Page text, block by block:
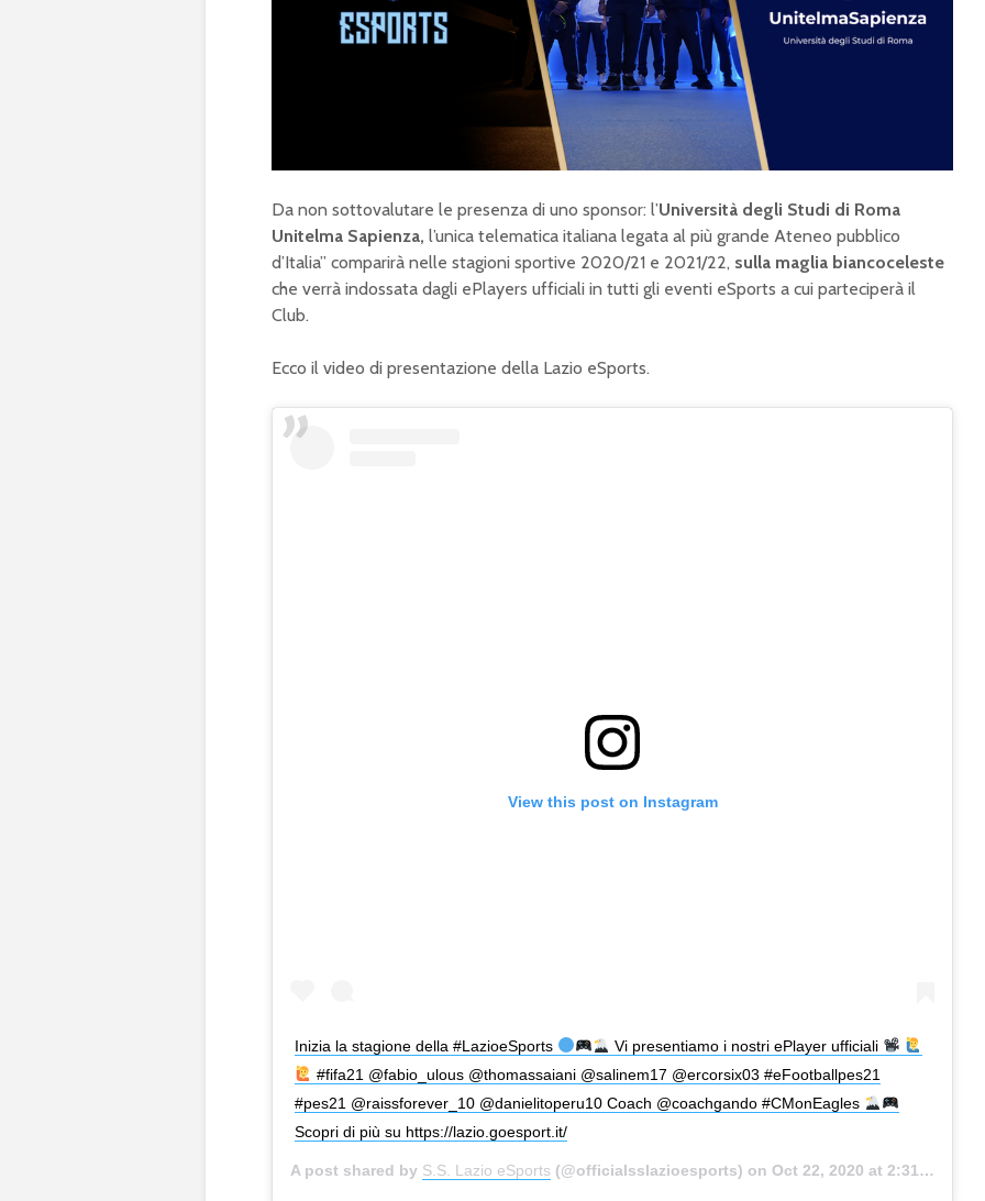
Da non sottovalutare le presenza di uno sponsor: l’Università degli Studi di Roma
Unitelma Sapienza, l’unica telematica italiana legata al più grande Ateneo pubblico
d’Italia” comparirà nelle stagioni sportive 2020/21 e 2021/22, sulla maglia biancoceleste
che verrà indossata dagli ePlayers ufficiali in tutti gli eventi eSports a cui parteciperà il
Club.
Ecco il video di presentazione della Lazio eSports.
View this post on Instagram
Inizia la stagione della #LazioeSports
Vi presentiamo i nostri ePlayer ufficiali
#fifa21 @fabio_ulous @thomassaiani @salinem17 @ercorsix03 #eFootballpes21
#pes21 @raissforever_10 @danielitoperu10 Coach @coachgando #CMonEagles
Scopri di più su https://lazio.goesport.it/
A post shared by S.S. Lazio eSports (@officialsslazioesports) on Oct 22, 2020 at 2:31am PDT